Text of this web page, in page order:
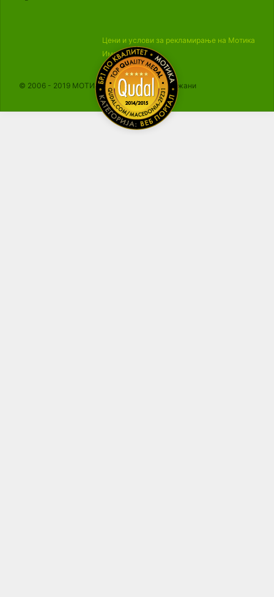
Цени и услови за рекламирање на Мотика
Импресум
© 2006 - 2019 МОТИКА, Сите права се задржани